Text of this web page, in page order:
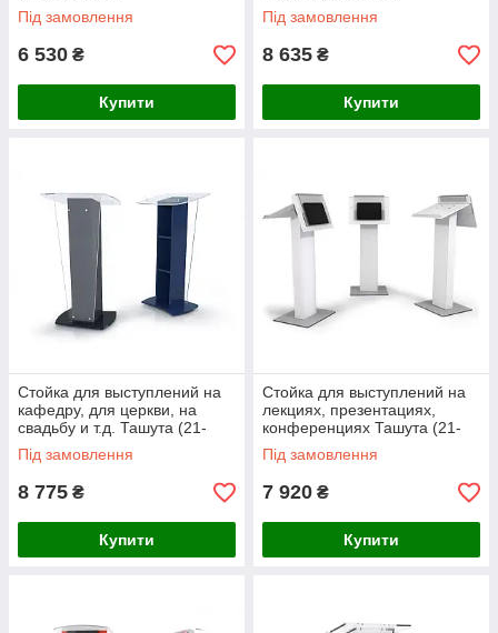
Під замовлення
6 530 ₴
Купити
Під замовлення
8 635 ₴
Купити
Cтойка для выступлений на
кафедру, для церкви, на
свадьбу и т.д. Ташута (21-
63030)
Під замовлення
8 775 ₴
Купити
Стойка для выступлений на
лекциях, презентациях,
конференциях Ташута (21-
63160)
Під замовлення
7 920 ₴
Купити